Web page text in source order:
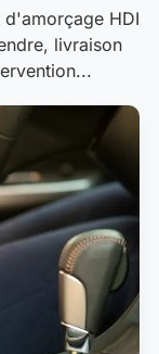
HDI
livraison